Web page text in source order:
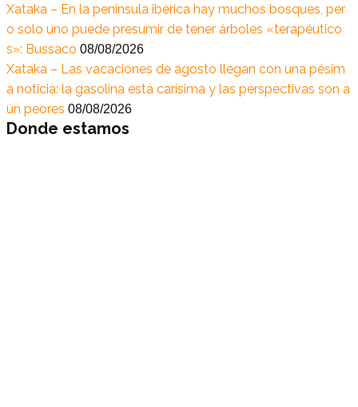
Xataka – En la península ibérica hay muchos bosques, per
o solo uno puede presumir de tener árboles «terapéutico
s»: Bussaco 08/08/2026
Xataka – Las vacaciones de agosto llegan con una pésim
a noticia: la gasolina está carísima y las perspectivas son a
ún peores 08/08/2026
Donde estamos